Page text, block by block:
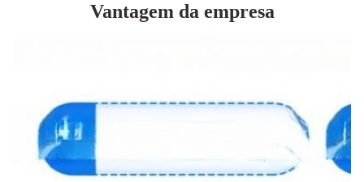
Vantagem da empresa